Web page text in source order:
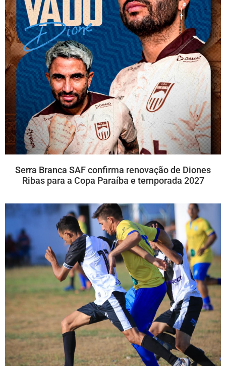
Serra Branca SAF confirma renovação de Diones
Ribas para a Copa Paraíba e temporada 2027